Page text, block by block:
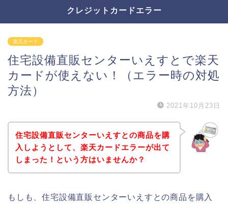
クレジットカードエラー
楽天カード
住宅設備直販センターいえすとで楽天
カードが使えない！（エラー時の対処
方法）
2021年10月23日
住宅設備直販センターいえすとの商品を購
入しようとして、楽天カードエラーが出て
しまった！という方はいませんか？
もしも、住宅設備直販センターいえすとの商品を購入